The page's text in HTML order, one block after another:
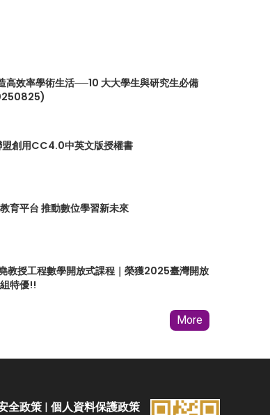
高效率學術生活──10 大大學生與研究生必備
盟創用CC4.0中英文版授權書
育平台 推動數位學習新未來
教授工程數學開放式課程｜榮獲2025臺灣開放
特優!!
More
全政策 | 個人資料保護政策